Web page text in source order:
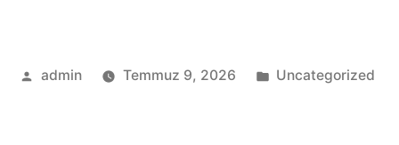
admin Temmuz 9, 2026 Uncategorized